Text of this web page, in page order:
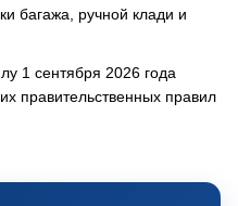
багажа, ручной клади и
1 сентября 2026 года
правительственных правил